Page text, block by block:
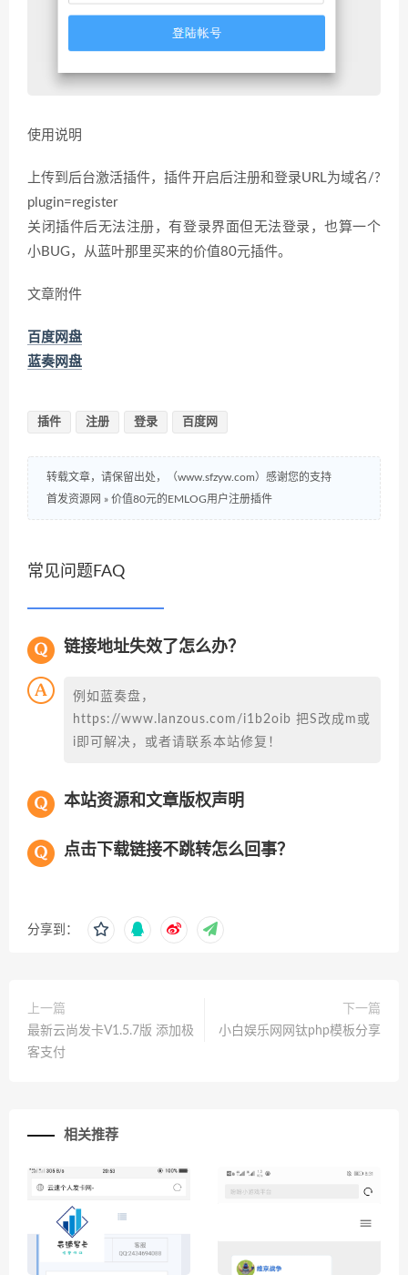
使用说明
上传到后台激活插件，插件开启后注册和登录URL为域名/?
plugin=register
关闭插件后无法注册，有登录界面但无法登录，也算一个
小BUG，从蓝叶那里买来的价值80元插件。
文章附件
百度网盘
蓝奏网盘
插件 注册 登录 百度网
转载文章，请保留出处，（www.sfzyw.com）感谢您的支持
首发资源网 » 价值80元的EMLOG用户注册插件
常见问题FAQ
链接地址失效了怎么办？
例如蓝奏盘，
https://www.lanzous.com/i1b2oib 把S改成m或
i即可解决，或者请联系本站修复！
本站资源和文章版权声明
点击下载链接不跳转怎么回事？
分享到：
上一篇
最新云尚发卡V1.5.7版 添加极
客支付
下一篇
小白娱乐网网钛php模板分享
相关推荐